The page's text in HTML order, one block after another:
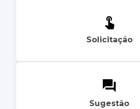
Solicitação
Sugestão